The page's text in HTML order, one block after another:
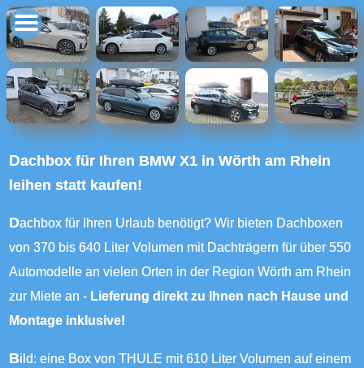
Dachbox für Ihren BMW X1 in Wörth am Rhein
leihen statt kaufen!
Dachbox für Ihren Urlaub benötigt? Wir bieten Dachboxen
von 370 bis 640 Liter Volumen mit Dachträgern für über 550
Automodelle an vielen Orten in der Region Wörth am Rhein
zur Miete an - Lieferung direkt zu Ihnen nach Hause und
Montage inklusive!
Bild: eine Box von THULE mit 610 Liter Volumen auf einem